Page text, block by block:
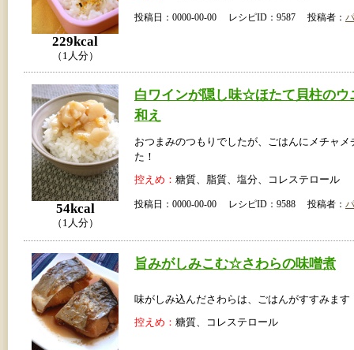
229kcal
（1人分）
投稿日：0000-00-00 レシピID：9587 投稿者：
54kcal
（1人分）
白ワインが隠し味☆ほたて貝柱のウ
和え
おつまみのつもりでしたが、ごはんにメチャメ
た！
控えめ： 糖質、脂質、塩分、コレステロール
投稿日：0000-00-00 レシピID：9588 投稿者：
旨みがしみこむ☆さわらの味噌煮
味がしみ込んださわらは、ごはんがすすみます
控えめ： 糖質、コレステロール